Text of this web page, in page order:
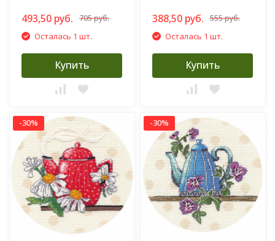
493,50 руб. 705 руб.
Осталась 1 шт.
Купить
388,50 руб. 555 руб.
Осталась 1 шт.
Купить
-30% -30%